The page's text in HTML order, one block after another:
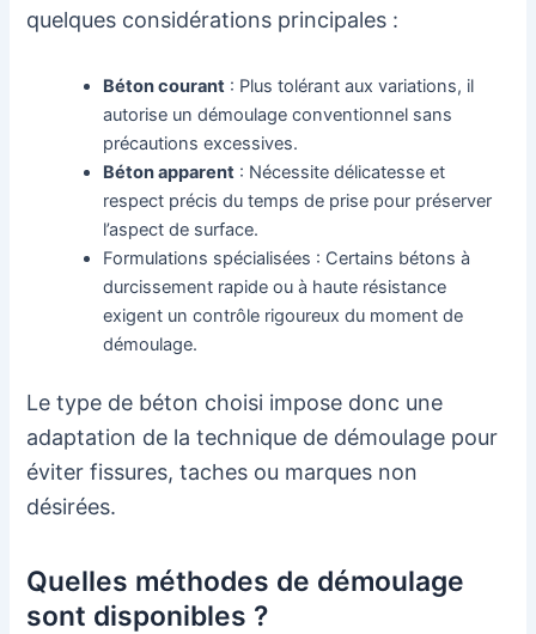
quelques considérations principales :
Béton courant : Plus tolérant aux variations, il
autorise un démoulage conventionnel sans
précautions excessives.
Béton apparent : Nécessite délicatesse et
respect précis du temps de prise pour préserver
l’aspect de surface.
Formulations spécialisées : Certains bétons à
durcissement rapide ou à haute résistance
exigent un contrôle rigoureux du moment de
démoulage.
Le type de béton choisi impose donc une
adaptation de la technique de démoulage pour
éviter fissures, taches ou marques non
désirées.
Quelles méthodes de démoulage
sont disponibles ?